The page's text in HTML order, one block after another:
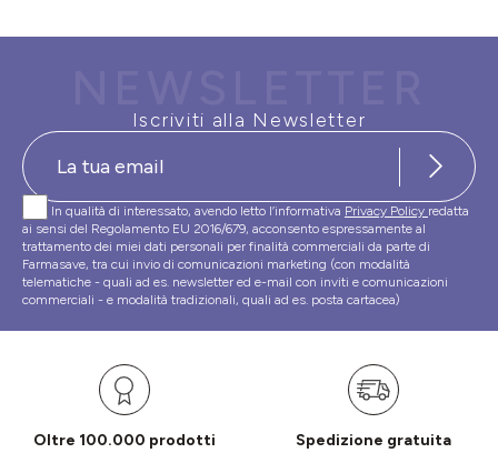
Iscriviti alla Newsletter
In qualità di interessato, avendo letto l’informativa Privacy Policy redatta
ai sensi del Regolamento EU 2016/679, acconsento espressamente al
trattamento dei miei dati personali per finalità commerciali da parte di
Farmasave, tra cui invio di comunicazioni marketing (con modalità
telematiche - quali ad es. newsletter ed e-mail con inviti e comunicazioni
commerciali - e modalità tradizionali, quali ad es. posta cartacea)
Oltre 100.000 prodotti Spedizione gratuita